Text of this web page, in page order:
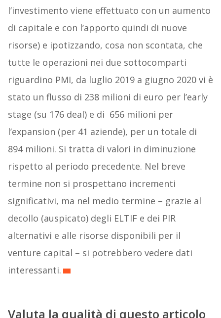
l’investimento viene effettuato con un aumento
di capitale e con l’apporto quindi di nuove
risorse) e ipotizzando, cosa non scontata, che
tutte le operazioni nei due sottocomparti
riguardino PMI, da luglio 2019 a giugno 2020 vi è
stato un flusso di 238 milioni di euro per l’early
stage (su 176 deal) e di 656 milioni per
l’expansion (per 41 aziende), per un totale di
894 milioni. Si tratta di valori in diminuzione
rispetto al periodo precedente. Nel breve
termine non si prospettano incrementi
significativi, ma nel medio termine – grazie al
decollo (auspicato) degli ELTIF e dei PIR
alternativi e alle risorse disponibili per il
venture capital – si potrebbero vedere dati
interessanti.
Valuta la qualità di questo articolo